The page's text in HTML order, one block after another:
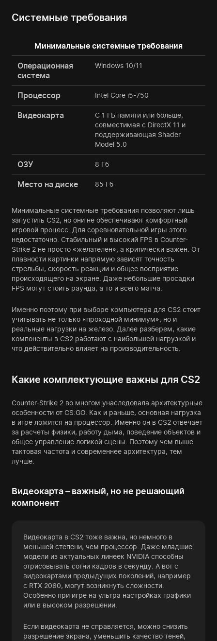
Системные требования
Минимальные системные требования
Операционная
система
Windows 10/11
Процессор Intel Core i5-750
Видеокарта
С 1 ГБ памяти или больше,
совместимая с DirectX 11 и
поддерживающая Shader
Model 5.0
ОЗУ 8 Гб
Место на диске 85 Гб
Минимальные системные требования позволяют лишь
запустить CS2, но они не обеспечивают комфортный
игровой процесс. Для соревновательной игры этого
недостаточно. Стабильный и высокий FPS в Counter-
Strike 2 не просто «желателен», а критически важен. От
плавности картинки напрямую зависят точность
стрельбы, скорость реакции и общее восприятие
происходящего на экране. Даже небольшие просадки
FPS могут стоить раунда, а то и всего матча.
Именно поэтому при выборе компьютера для CS2 стоит
учитывать не только «проходной минимум», но и
реальные нагрузки на железо. Далее разберем, какие
компоненты в CS2 работают с наибольшей нагрузкой и
что действительно влияет на производительность.
Какие комплектующие важны для CS2
Counter-Strike 2 во многом унаследовала архитектурные
особенности от CS:GO. Как и раньше, основная нагрузка
в игре ложится на процессор. Именно он в CS2 отвечает
за расчеты физики, работу дыма, поведение объектов и
общее управление логикой сцены. Поэтому чем выше
тактовая частота и современнее архитектура, тем
лучше.
Видеокарта – важный, но не решающий
компонент
Видеокарта в CS2 тоже важна, но немного в
меньшей степени, чем процессор. Даже младшие
модели из актуальных линеек NVIDIA способны
отрисовывать сотни кадров в секунду. А вот с
видеокартами предыдущих поколений, например
с RTX 2060, могут возникнуть сложности.
Особенно при игре на ультра настройках графики
или в высоком разрешении.
Если видеокарта не справляется, можно снизить
разрешение экрана, уменьшить качество теней,